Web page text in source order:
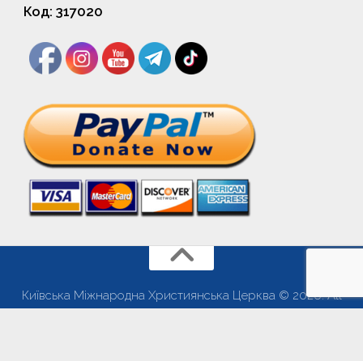
Код: 317020
Київська Міжнародна Християнська Церква © 2026. All
Rights Reserved.